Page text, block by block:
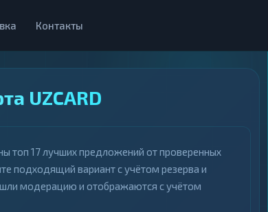
Контакты
UZCARD
топ 17 лучших предложений от проверенных
подходящий вариант с учётом резерва и
модерацию и отображаются с учётом